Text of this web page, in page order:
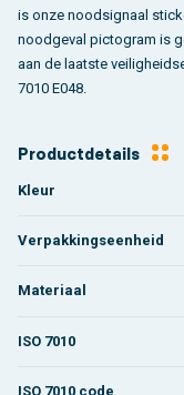
is onze noodsignaal
noodgeval pictogram is
aan de laatste
7010 E048.
Productdetails
Kleur
Verpakkingseenheid
Materiaal
ISO 7010
ISO 7010 code